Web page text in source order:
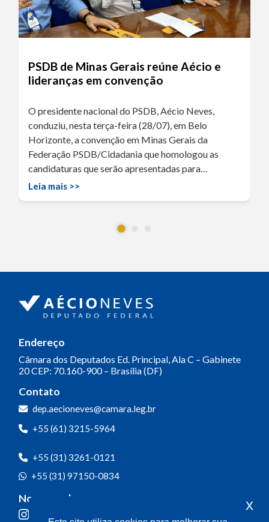
PSDB de Minas Gerais reúne Aécio e
lideranças em convenção
O presidente nacional do PSDB, Aécio Neves,
conduziu, nesta terça-feira (28/07), em Belo
Horizonte, a convenção em Minas Gerais da
Federação PSDB/Cidadania que homologou as
candidaturas que serão apresentadas para…
Leia mais >>
Endereço
Câmara dos Deputados Ed. Principal, Ala C – Gabinete
20CEP: 70.160-900 – Brasília (DF)
Contato
dep.aecioneves@camara.leg.br
+55 (61) 3215-5964
+55 (31) 3261-0121
+55 (31) 97150-0834
Nossas redes x